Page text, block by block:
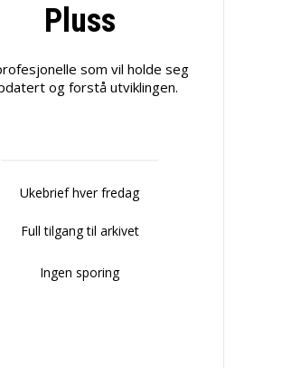
Pluss
som vil holde seg
og forstå utviklingen.
Ukebrief hver fredag
Full tilgang til arkivet
Ingen sporing